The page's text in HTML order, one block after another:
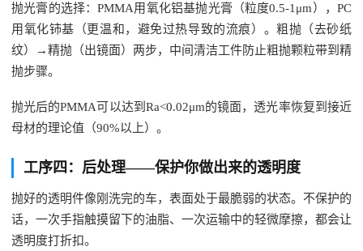
抛光膏的选择：PMMA用氧化铝基抛光膏（粒度0.5-1μm），PC
用氧化铈基（更温和，避免过热导致的流痕）。粗抛（去砂纸
纹）→精抛（出镜面）两步，中间清洁工件防止粗抛颗粒带到精
抛步骤。
抛光后的PMMA可以达到Ra<0.02μm的镜面，透光率恢复到接近
母材的理论值（90%以上）。
工序四：后处理——保护你做出来的透明度
抛好的透明件像刚洗完的车，表面处于最脆弱的状态。不保护的
话，一次手指触摸留下的油脂、一次运输中的轻微摩擦，都会让
透明度打折扣。